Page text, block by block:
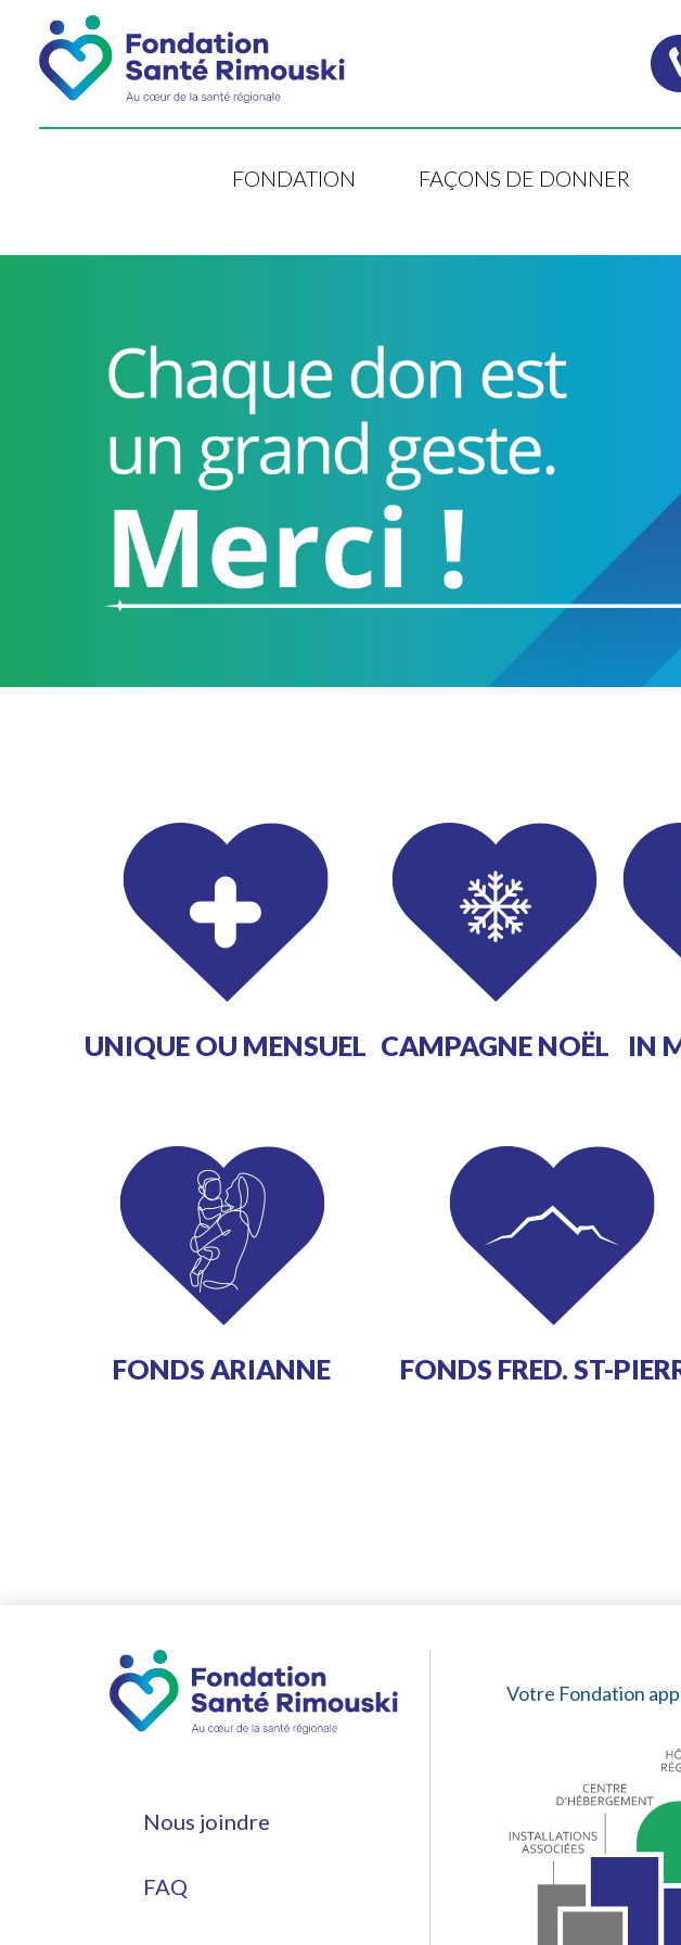
FONDATION FAÇONS DE DONNER
UNIQUE OU MENSUEL CAMPAGNE NOËL IN
FONDS ARIANNE FONDS FRED. ST-
Nous joindre
FAQ
Votre Fondation